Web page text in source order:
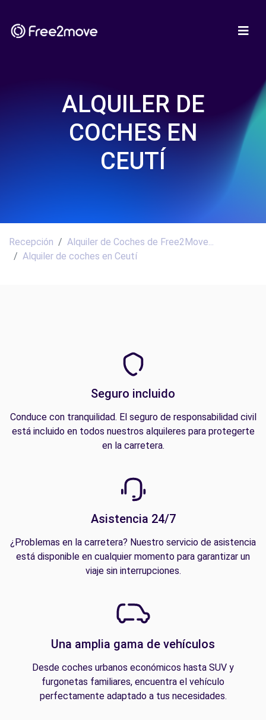
ALQUILER DE
COCHES EN
CEUTÍ
Recepción
Alquiler de Coches de Free2Move...
Alquiler de coches en Ceutí
Seguro incluido
Conduce con tranquilidad. El seguro de responsabilidad civil
está incluido en todos nuestros alquileres para protegerte
en la carretera.
Asistencia 24/7
¿Problemas en la carretera? Nuestro servicio de asistencia
está disponible en cualquier momento para garantizar un
viaje sin interrupciones.
Una amplia gama de vehículos
Desde coches urbanos económicos hasta SUV y
furgonetas familiares, encuentra el vehículo
perfectamente adaptado a tus necesidades.